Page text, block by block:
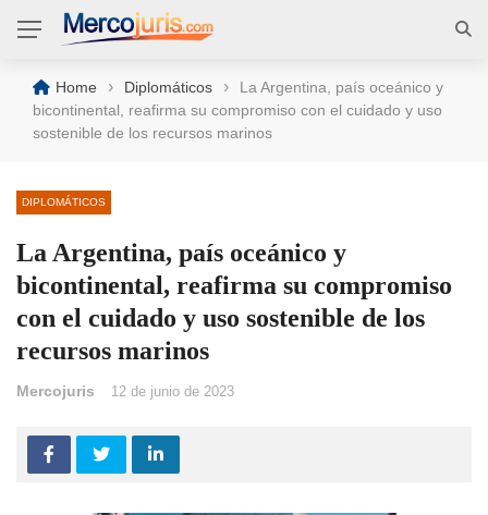
Home › Diplomáticos ›
La Argentina, país oceánico y
bicontinental, reafirma su compromiso con el cuidado y uso
sostenible de los recursos marinos
DIPLOMÁTICOS
La Argentina, país oceánico y
bicontinental, reafirma su compromiso
con el cuidado y uso sostenible de los
recursos marinos
Mercojuris 12 de junio de 2023